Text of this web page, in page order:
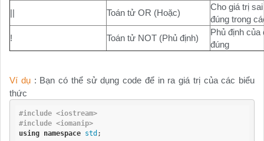
||
Toán tử OR (Hoặc)
Cho giá trị
đúng trong
!
Toán tử NOT (Phủ định)
Phủ định của
đúng
Ví dụ: Bạn có thể sử dụng code để in ra giá trị của các biểu
thức
#include <iostream>
#include <iomanip>
using
namespace std ;